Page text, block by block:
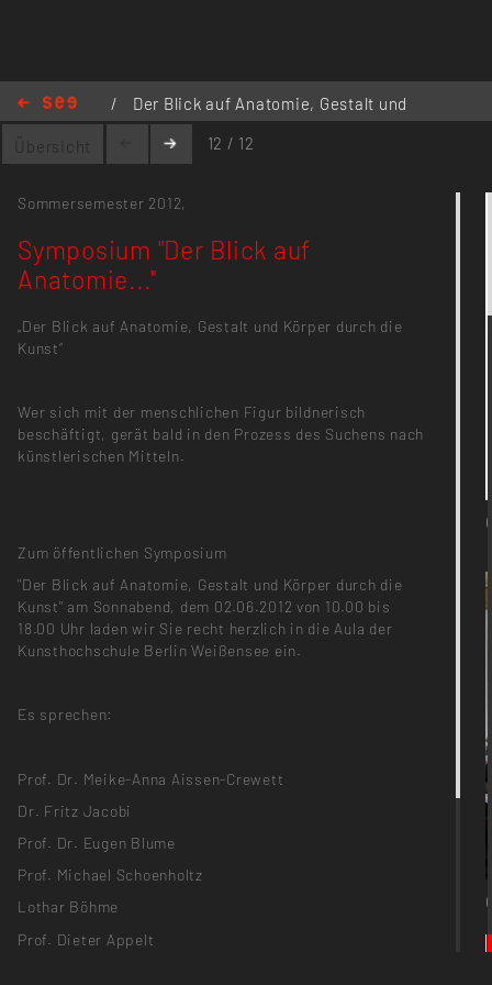
/
Der Blick auf Anatomie, Gestalt und
Körper .. /
Anatomie..."
Übersicht 12 / 12
Sommersemester 2012,
Symposium "Der Blick auf
Anatomie..."
„Der Blick auf Anatomie, Gestalt und Körper durch die
Kunst“
Wer sich mit der menschlichen Figur bildnerisch
beschäftigt, gerät bald in den Prozess des Suchens nach
künstlerischen Mitteln.
Zum öffentlichen Symposium
"Der Blick auf Anatomie, Gestalt und Körper durch die
Kunst" am Sonnabend, dem 02.06.2012 von 10.00 bis
18.00 Uhr laden wir Sie recht herzlich in die Aula der
Kunsthochschule Berlin Weißensee ein.
Es sprechen:
Prof. Dr. Meike-Anna Aissen-Crewett
Dr. Fritz Jacobi
Prof. Dr. Eugen Blume
Prof. Michael Schoenholtz
Lothar Böhme
Prof. Dieter Appelt